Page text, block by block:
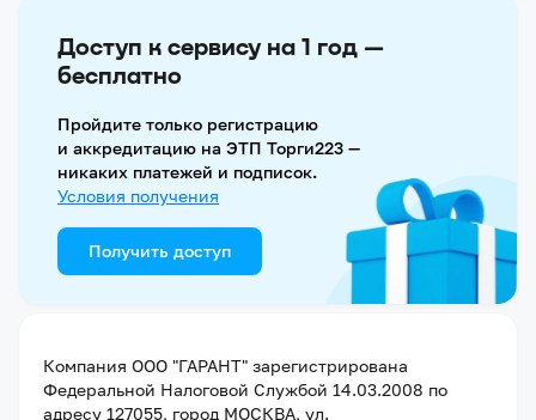
Доступ к сервису на 1 год —
бесплатно
Пройдите только регистрацию
и аккредитацию на ЭТП Торги223 —
никаких платежей и подписок.
Условия получения
Получить доступ
Компания ООО "ГАРАНТ" зарегистрирована
Федеральной Налоговой Службой 14.03.2008 по
адресу 127055, город МОСКВА, ул.